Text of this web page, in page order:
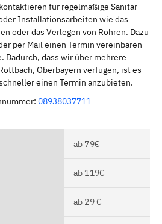
für regelmäßige Sanitär-
Installationsarbeiten wie das
oder das Verlegen von Rohren. Dazu
per Mail einen Termin vereinbaren
Dadurch, dass wir über mehrere
Oberbayern verfügen, ist es
einen Termin anzubieten.
08938037711
ab 79€
ab 119€
ab 29 €